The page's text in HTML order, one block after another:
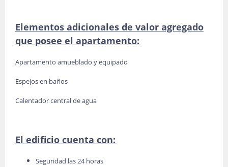
Elementos adicionales de valor agregado
que posee el apartamento:
Apartamento amueblado y equipado
Espejos en baños
Calentador central de agua
El edificio cuenta con:
Seguridad las 24 horas